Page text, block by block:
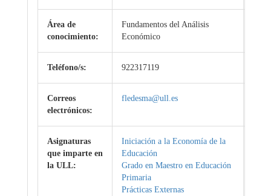
Área de
conocimiento:
Fundamentos del Análisis
Económico
Teléfono/s: 922317119
Correos
electrónicos:
fledesma@ull.es
Asignaturas
que imparte en
la ULL:
Iniciación a la Economía de la
Educación
Grado en Maestro en Educación
Primaria
Prácticas Externas